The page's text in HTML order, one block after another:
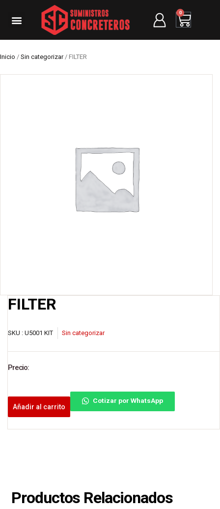
0
Inicio / Sin categorizar/ FILTER
FILTER
SKU : U5001 KIT Sin categorizar
Precio:
Añadir al carrito
Cotizar por WhatsApp
Productos Relacionados